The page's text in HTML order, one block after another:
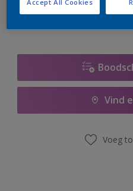
Vind
Voeg
Accept All Cookies